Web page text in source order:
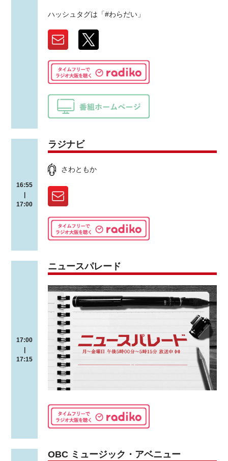
ハッシュタグは「#わらだい」
16:55
|
17:00
ラジナビ
さわともか
17:00
|
17:15
ニュースパレード
OBC ミュージック・アベニュー